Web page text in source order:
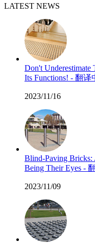
LATEST NEWS
Don't
Its Functions! - 翻译
2023/11/16
Blind-Paving
Being Their Eyes -
2023/11/09